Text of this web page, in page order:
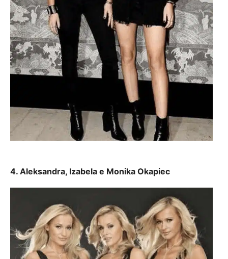
4. Aleksandra, Izabela e Monika Okapiec